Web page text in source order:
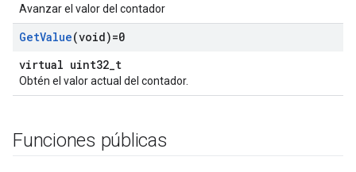
Avanzar el valor del contador
GetValue(void)=0
virtual uint32_t
Obtén el valor actual del contador.
Funciones públicas